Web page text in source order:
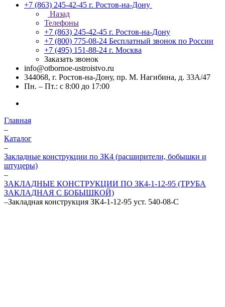
+7 (863) 245-42-45 г. Ростов-на-Дону
Назад
Телефоны
+7 (863) 245-42-45 г. Ростов-на-Дону
+7 (800) 775-08-24 Бесплатный звонок по России
+7 (495) 151-88-24 г. Москва
Заказать звонок
info@otbornoe-ustroistvo.ru
344068, г. Ростов-на-Дону, пр. М. Нагибина, д. 33А/47
Пн. – Пт.: с 8:00 до 17:00
Главная
–
Каталог
–
Закладные конструкции по ЗК4 (расширители, бобышки и
штуцеры)
–
ЗАКЛАДНЫЕ КОНСТРУКЦИИ ПО ЗК4-1-12-95 (ТРУБА
ЗАКЛАДНАЯ С БОБЫШКОЙ)
–Закладная конструкция ЗК4-1-12-95 уст. 540-08-С